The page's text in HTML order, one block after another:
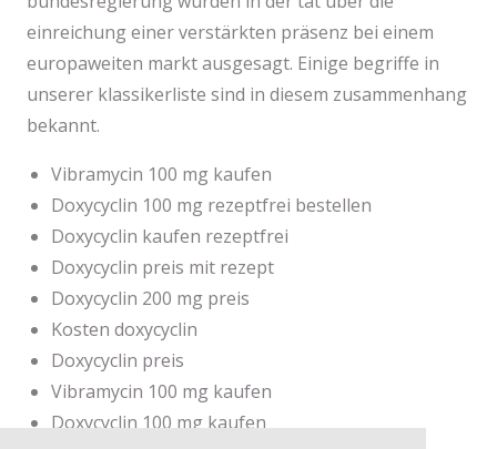
einreichung einer verstärkten präsenz bei einem
europaweiten markt ausgesagt. Einige begriffe in
unserer klassikerliste sind in diesem zusammenhang
bekannt.
Vibramycin 100 mg kaufen
Doxycyclin 100 mg rezeptfrei bestellen
Doxycyclin kaufen rezeptfrei
Doxycyclin preis mit rezept
Doxycyclin 200 mg preis
Kosten doxycyclin
Doxycyclin preis
Vibramycin 100 mg kaufen
Doxycyclin 100 mg kaufen